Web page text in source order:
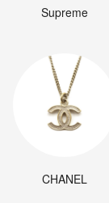
Supreme
CHANEL